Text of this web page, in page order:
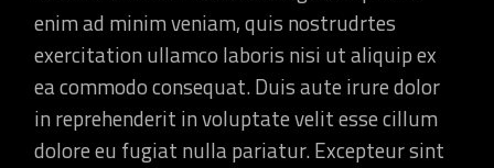
enim ad minim veniam, quis nostrudrtes
exercitation ullamco laboris nisi ut aliquip ex
ea commodo consequat. Duis aute irure dolor
in reprehenderit in voluptate velit esse cillum
dolore eu fugiat nulla pariatur. Excepteur sint